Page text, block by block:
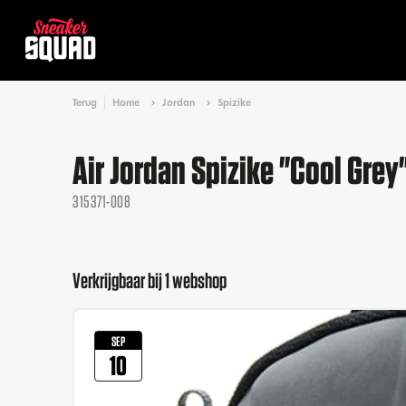
Terug Home Jordan Spizike
Air Jordan Spizike "Cool
315371-008
Verkrijgbaar bij 1 webshop
SEP
10